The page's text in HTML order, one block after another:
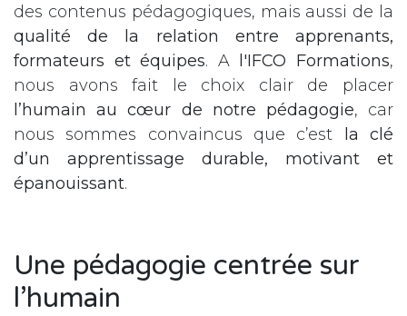
des contenus pédagogiques, mais aussi de la
qualité de la relation entre apprenants,
formateurs et équipes. A l'IFCO Formations,
nous avons fait le choix clair de placer
l’humain au cœur de notre pédagogie, car
nous sommes convaincus que c’est la clé
d’un apprentissage durable, motivant et
épanouissant.
Une pédagogie centrée sur
l’humain